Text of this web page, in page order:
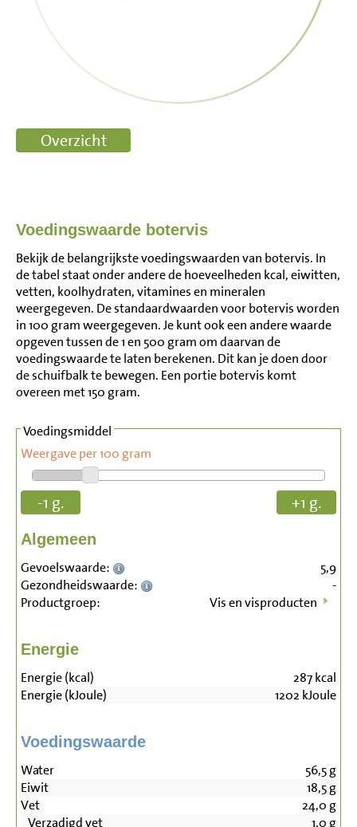
Voedingswaarde botervis
Bekijk de belangrijkste voedingswaarden van botervis. In
de tabel staat onder andere de hoeveelheden kcal, eiwitten,
vetten, koolhydraten, vitamines en mineralen
weergegeven. De standaardwaarden voor botervis worden
in 100 gram weergegeven. Je kunt ook een andere waarde
opgeven tussen de 1 en 500 gram om daarvan de
voedingswaarde te laten berekenen. Dit kan je doen door
de schuifbalk te bewegen. Een portie botervis komt
overeen met 150 gram.
Voedingsmiddel
Weergave per 100 gram
-1 g. +1 g.
Algemeen
Gevoelswaarde:
5,9
Gezondheidswaarde:
-
Productgroep:
Vis en visproducten
Energie
Energie (kcal) 287kcal
Energie (kJoule)
1202 kJoule
Voedingswaarde
Water 56,5g
Eiwit
18,5g
Vet
24,0 g
Verzadigd vet
1,0 g